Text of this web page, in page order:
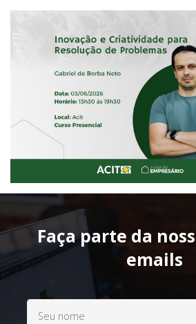
Faça parte da
emails